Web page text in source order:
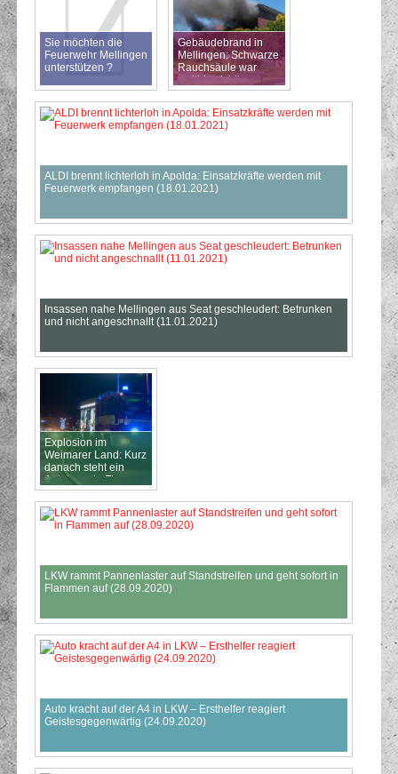
Sie möchten die
Feuerwehr Mellingen
unterstützen ?
Gebäudebrand in
Mellingen: Schwarze
Rauchsäule war
weithin sichtbar
(31.05.2021)
ALDI brennt lichterloh in Apolda: Einsatzkräfte werden mit
Feuerwerk empfangen (18.01.2021)
Insassen nahe Mellingen aus Seat geschleudert: Betrunken
und nicht angeschnallt (11.01.2021)
Explosion im
Weimarer Land: Kurz
danach steht ein
Autohaus in Flammen
(08.01.2021)
LKW rammt Pannenlaster auf Standstreifen und geht sofort in
Flammen auf (28.09.2020)
Auto kracht auf der A4 in LKW – Ersthelfer reagiert
Geistesgegenwärtig (24.09.2020)